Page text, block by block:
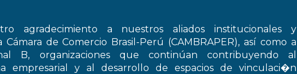
agradecimiento a nuestros aliados institucionales y
de Comercio Brasil-Perú (CAMBRAPER), así como a
B, organizaciones que continúan contribuyendo al
empresarial y al desarrollo de espacios de vinculaci�n